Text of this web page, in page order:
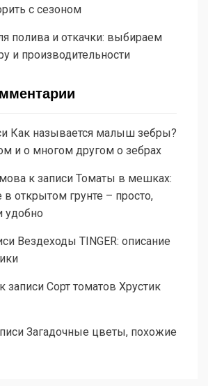
с сезоном
полива и откачки: выбираем
и производительности
Как называется малыш зебры?
и о многом другом о зебрах
к записи Томаты в мешках:
открытом грунте – просто,
удобно
Вездеходы TINGER: описание
к записи Сорт томатов Хрустик
Загадочные цветы, похожие